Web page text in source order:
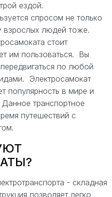
ездой.
спросом не только
взрослых людей тоже.
стоит
им пользоваться. Вы
по любой
Электросамокат
популярность в мире и
транспортное
путешествий с
- складная
позволяет легко